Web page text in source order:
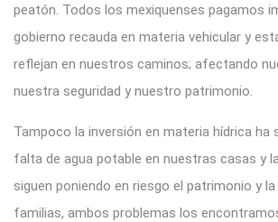
peatón. Todos los mexiquenses pagamos
gobierno recauda en materia vehicular y
reflejan en nuestros caminos; afectando
nuestra seguridad y nuestro patrimonio.
Tampoco la inversión en materia hídrica ha
falta de agua potable en nuestras casas y
siguen poniendo en riesgo el patrimonio y
familias, ambos problemas los